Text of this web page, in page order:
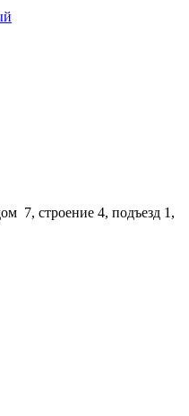
7, строение 4, подъезд 1,